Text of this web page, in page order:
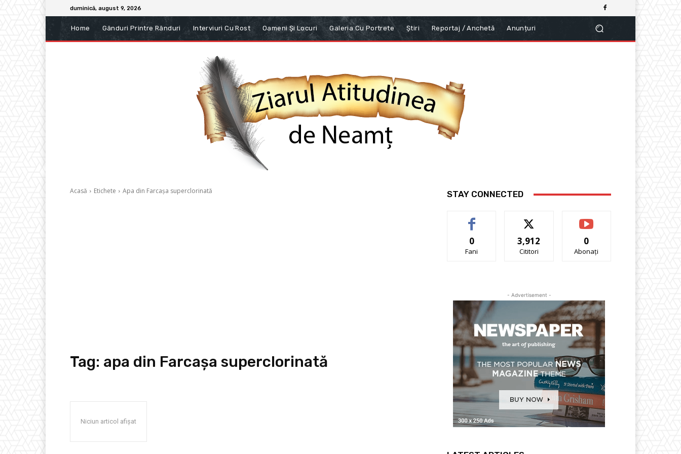
duminică, august 9, 2026
Home Gânduri Printre Rânduri Interviuri Cu Rost Oameni Și Locuri Galeria Cu Portrete Știri Reportaj / Anchetă Anunțuri
Acasă Etichete Apa din Farcașa superclorinată
Tag: apa din Farcașa superclorinată
Niciun articol afișat
STAY CONNECTED
0
Fani
3,912
Cititori
0
Abonați
- Advertisement -